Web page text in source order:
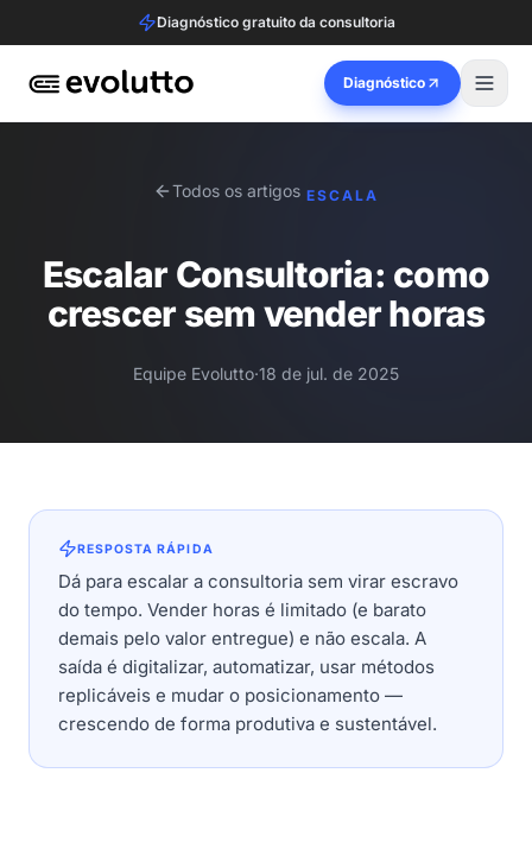
Diagnóstico gratuito da consultoria
Diagnóstico
Todos os artigos ESCALA
Escalar Consultoria: como
crescer sem vender horas
Equipe Evolutto·18 de jul. de 2025
RESPOSTA RÁPIDA
Dá para escalar a consultoria sem virar escravo
do tempo. Vender horas é limitado (e barato
demais pelo valor entregue) e não escala. A
saída é digitalizar, automatizar, usar métodos
replicáveis e mudar o posicionamento —
crescendo de forma produtiva e sustentável.